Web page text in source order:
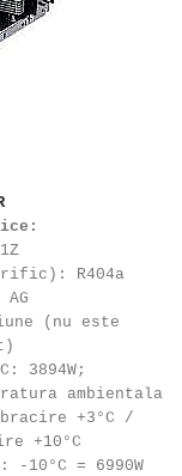
R404a
(nu este
3894W;
ambientala
+3°C /
+10°C
= 6990W